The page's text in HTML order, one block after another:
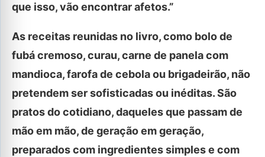
que isso, vão encontrar afetos.”
As receitas reunidas no livro, como bolo de
fubá cremoso, curau, carne de panela com
mandioca, farofa de cebola ou brigadeirão, não
pretendem ser sofisticadas ou inéditas. São
pratos do cotidiano, daqueles que passam de
mão em mão, de geração em geração,
preparados com ingredientes simples e com